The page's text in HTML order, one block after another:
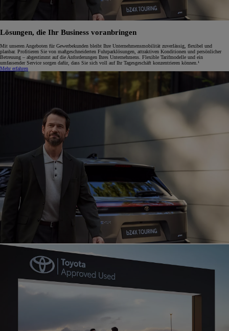
Lösungen, die Ihr Business voranbringen
Mit unseren Angeboten für Gewerbekunden bleibt Ihre Unternehmensmobilität zuverlässig, flexibel und
planbar. Profitieren Sie von maßgeschneiderten Fuhrparklösungen, attraktiven Konditionen und persönlicher
Betreuung – abgestimmt auf die Anforderungen Ihres Unternehmens. Flexible Tarifmodelle und ein
umfassender Service sorgen dafür, dass Sie sich voll auf Ihr Tagesgeschäft konzentrieren können.¹
Mehr erfahren